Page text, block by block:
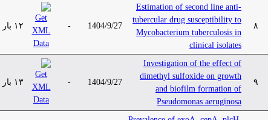
Estimation of second line anti-
tubercular drug susceptibility to
Mycobacterium tuberculosis in
clinical isolates
1404/9/27 ۱۲ بار
Investigation of the effect of
dimethyl sulfoxide on growth
and biofilm formation of
Pseudomonas aeruginosa
1404/9/27 ۱۳ بار